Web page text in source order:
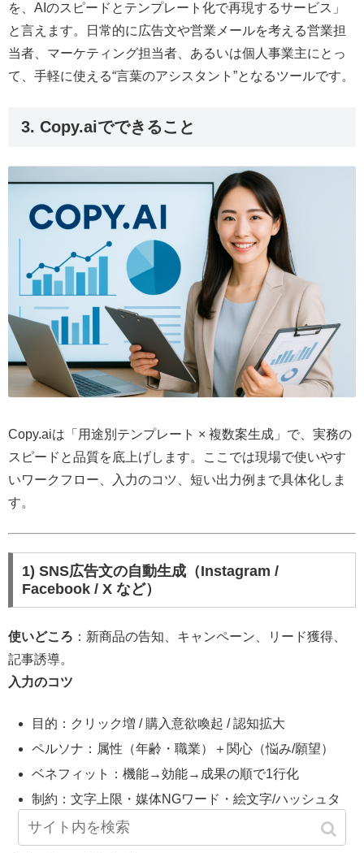
を、AIのスピードとテンプレート化で再現するサービス」
と言えます。日常的に広告文や営業メールを考える営業担
当者、マーケティング担当者、あるいは個人事業主にとっ
て、手軽に使える“言葉のアシスタント”となるツールです。
3. Copy.aiでできること
Copy.aiは「用途別テンプレート × 複数案生成」で、実務の
スピードと品質を底上げします。ここでは現場で使いやす
いワークフロー、入力のコツ、短い出力例まで具体化しま
す。
1) SNS広告文の自動生成（Instagram /
Facebook / X など）
使いどころ ：新商品の告知、キャンペーン、リード獲得、
記事誘導。
入力のコツ
目的：クリック増 / 購入意欲喚起 / 認知拡大
ペルソナ：属性（年齢・職業）＋関心（悩み/願望）
ベネフィット：機能→効能→成果の順で1行化
制約：文字上限・媒体NGワード・絵文字/ハッシュタ
グ有無